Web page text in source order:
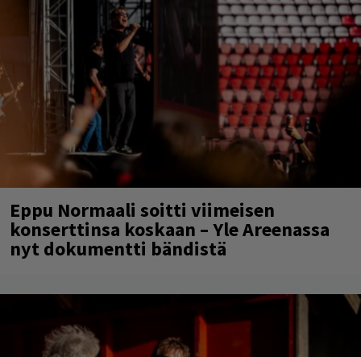
Eppu Normaali soitti viimeisen
konserttinsa koskaan – Yle Areenassa
nyt dokumentti bändistä